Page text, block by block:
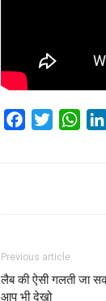
Facebook
Twitter
Previous article
लैब की ऐसी गलती जा
आप भी देखो